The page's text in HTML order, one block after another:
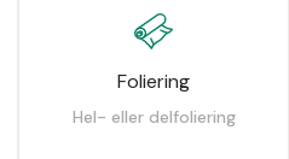
Foliering
Hel- eller delfoliering